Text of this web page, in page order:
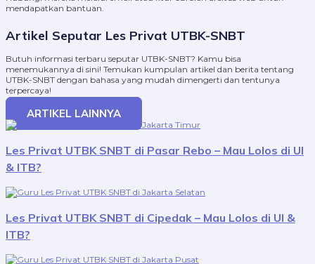
mendapatkan bantuan.
Artikel Seputar Les Privat UTBK-SNBT
Butuh informasi terbaru seputar UTBK-SNBT? Kamu bisa
menemukannya di sini! Temukan kumpulan artikel dan berita tentang
UTBK-SNBT dengan bahasa yang mudah dimengerti dan tentunya
terpercaya!
ARTIKEL LAINNYA
Les Privat UTBK SNBT di Pasar Rebo – Mau Lolos di UI
& ITB?
Les Privat UTBK SNBT di Cipedak – Mau Lolos di UI &
ITB?